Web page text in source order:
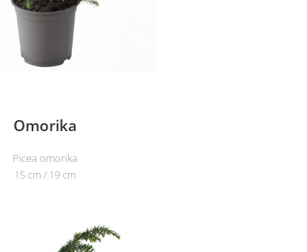
Omorika
Picea omorika
15 cm / 19 cm